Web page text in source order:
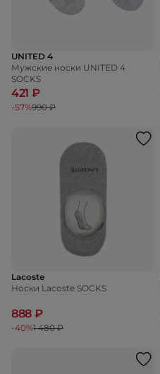
UNITED 4
Мужские носки UNITED 4
SOCKS
421 ₽
-57%990 ₽
Lacoste
Носки Lacoste SOCKS
888 ₽
-40%1 480 ₽